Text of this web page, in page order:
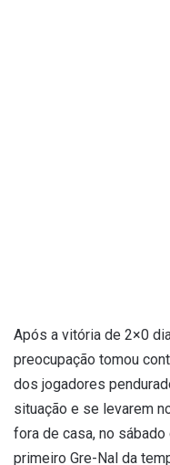
Após a vitória de 2×0
preocupação tomou
dos jogadores
situação e se levarem
fora de casa, no
primeiro Gre-Nal da